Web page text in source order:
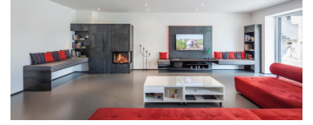
r es
t